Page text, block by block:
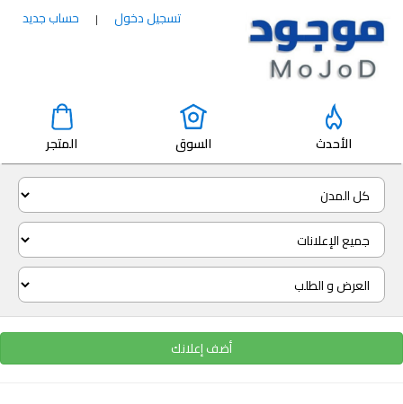
تسجيل دخول | حساب جديد
الأحدث السوق المتجر
أضف إعلانك